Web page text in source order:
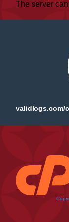
The server
validlogs.com/